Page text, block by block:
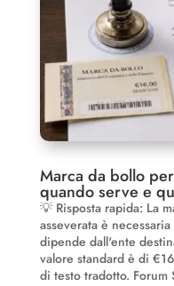
Marca da bollo
quando serve e
💡 Risposta rapida: La
asseverata è
dipende dall'ente
valore standard è di
di testo tradotto. Forum